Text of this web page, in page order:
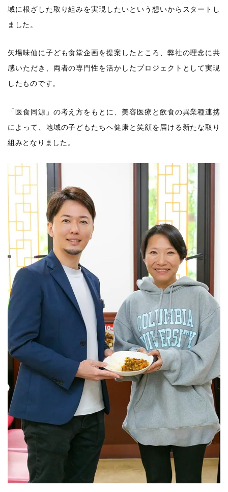
域に根ざした取り組みを実現したいという想いからスタートし
ました。
矢場味仙に子ども食堂企画を提案したところ、弊社の理念に共
感いただき、両者の専門性を活かしたプロジェクトとして実現
したものです。
「医食同源」の考え方をもとに、美容医療と飲食の異業種連携
によって、地域の子どもたちへ健康と笑顔を届ける新たな取り
組みとなりました。